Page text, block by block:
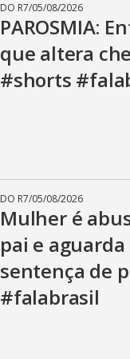
DO R7/05/08/2026
PAROSMIA:
que altera
#shorts
DO R7/05/08/2026
Mulher é
pai e
sentença de
#falabrasil